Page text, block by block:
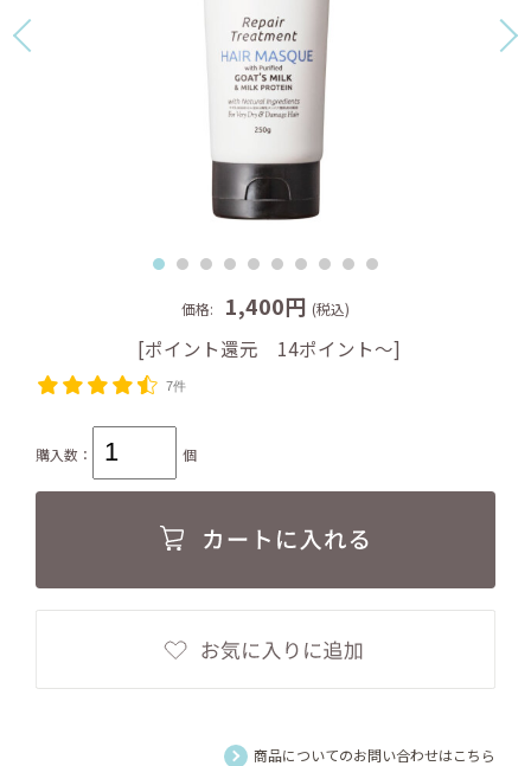
価格: 1,400円 (税込)
[ポイント還元 14ポイント～]
7件
購入数： 個
商品についてのお問い合わせはこちら